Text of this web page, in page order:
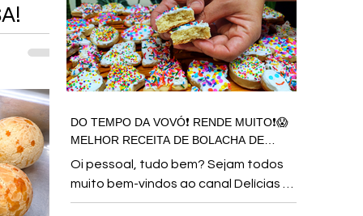
DO TEMPO DA VOVÓ❗ RENDE MUITO❗😱
MELHOR RECEITA DE BOLACHA DE
MACIA!
Oi pessoal, tudo bem? Sejam todos
muito bem-vindos ao canal Delícias da
Cíntia! Hoje vamos preparar uma